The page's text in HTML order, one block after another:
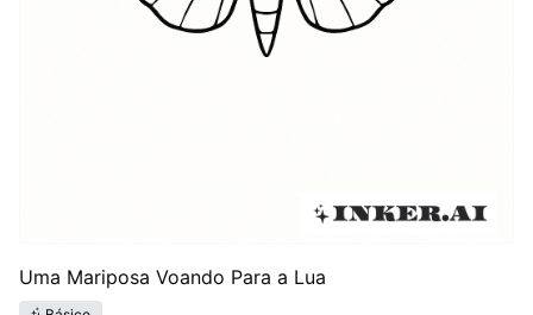
Uma Mariposa Voando Para a Lua